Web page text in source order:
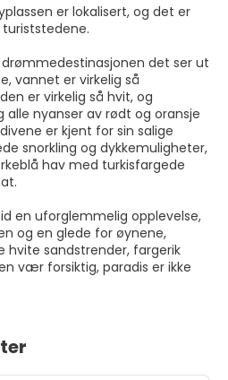
er lokalisert, og det er
det ser ut
vannet er virkelig så
er virkelig så hvit, og
alle nyanser av rødt og oransje
er kjent for sin salige
snorkling og dykkemuligheter,
hav med turkisfargede
en uforglemmelig opplevelse,
og en glede for øynene,
hvite sandstrender, fargerik
vær forsiktig, paradis er ikke